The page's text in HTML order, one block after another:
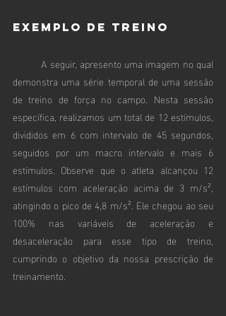
Exemplo de Treino
	A seguir, apresento uma imagem no qual
demonstra uma série temporal de uma sessão
de treino de força no campo. Nesta sessão
específica, realizamos um total de 12 estímulos,
divididos em 6 com intervalo de 45 segundos,
seguidos por um macro intervalo e mais 6
estímulos. Observe que o atleta alcançou 12
estímulos com aceleração acima de 3 m/s²,
atingindo o pico de 4,8 m/s². Ele chegou ao seu
100% nas variáveis de aceleração e
desaceleração para esse tipo de treino,
cumprindo o objetivo da nossa prescrição de
treinamento.